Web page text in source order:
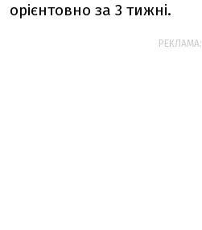
орієнтовно за 3 тижні.
РЕКЛАМА: